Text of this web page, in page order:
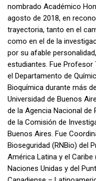
nombrado Académico
agosto de 2018, en
trayectoria, tanto en el
como en el de la
por su afable
estudiantes. Fue Profesor
el Departamento de
Bioquímica durante más
Universidad de Buenos
de la Agencia Nacional
de la Comisión de
Buenos Aires. Fue
Bioseguridad (RNBio) del
América Latina y el Caribe
Naciones Unidas y del